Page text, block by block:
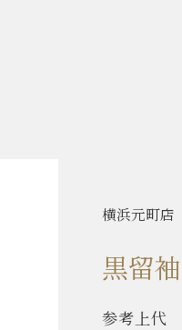
横浜元町店
黒留袖
参考上代